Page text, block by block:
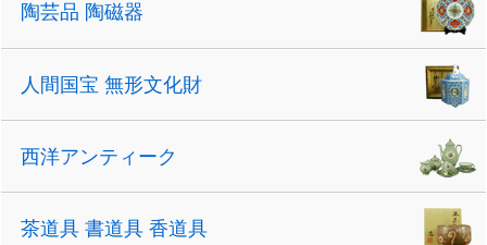
陶芸品 陶磁器
人間国宝 無形文化財
西洋アンティーク
茶道具 書道具 香道具